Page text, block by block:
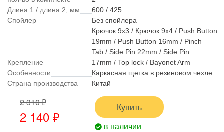
Длина 1 / длина 2, мм
600 / 425
Спойлер
Без спойлера
Крепление
Крючок 9x3 / Крючок 9x4 / Push Button
19mm / Push Button 16mm / Pinch
Tab / Side Pin 22mm / Side Pin
17mm / Top lock / Bayonet Arm
Особенности
Каркасная щетка в резиновом чехле
Страна производства
Китай
2 310 ₽
2 140 ₽
Купить
в наличии